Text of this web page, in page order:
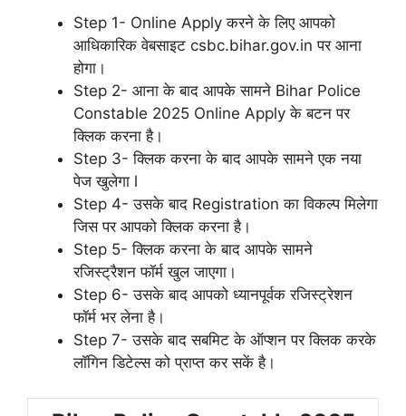
Step 1- Online Apply करने के लिए आपको
आधिकारिक वेबसाइट csbc.bihar.gov.in पर आना
होगा।
Step 2- आना के बाद आपके सामने Bihar Police
Constable 2025 Online Apply के बटन पर
क्लिक करना है।
Step 3- क्लिक करना के बाद आपके सामने एक नया
पेज खुलेगा l
Step 4- उसके बाद Registration का विकल्प मिलेगा
जिस पर आपको क्लिक करना है।
Step 5- क्लिक करना के बाद आपके सामने
रजिस्ट्रैशन फॉर्म खुल जाएगा।
Step 6- उसके बाद आपको ध्यानपूर्वक रजिस्ट्रेशन
फॉर्म भर लेना है।
Step 7- उसके बाद सबमिट के ऑप्शन पर क्लिक करके
लॉगिन डिटेल्स को प्राप्त कर सकें है।